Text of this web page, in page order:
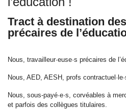
Tract à destination
précaires de
Nous, travailleur·euse·s précaires de
Nous, AED, AESH, profs
Nous, sous-payé·e·s, corvéables à
et parfois des collègues titulaires.